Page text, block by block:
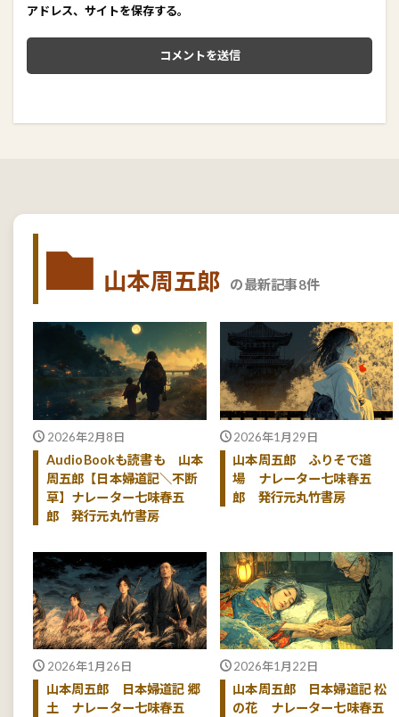
アドレス、サイトを保存する。
山本周五郎 の最新記事8件
2026年2月8日
AudioBookも読書も 山本
周五郎【日本婦道記＼不断
草】ナレーター七味春五
郎 発行元丸竹書房
2026年1月29日
山本周五郎 ふりそで道
場 ナレーター七味春五
郎 発行元丸竹書房
2026年1月26日
山本周五郎 日本婦道記 郷
土 ナレーター七味春五
2026年1月22日
山本周五郎 日本婦道記 松
の花 ナレーター七味春五